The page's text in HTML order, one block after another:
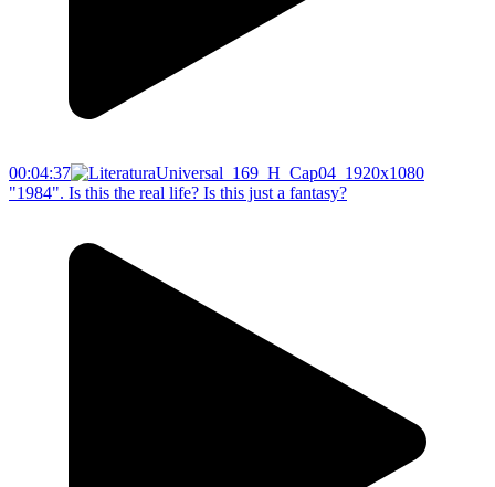
00:04:37
"1984". Is this the real life? Is this just a fantasy?